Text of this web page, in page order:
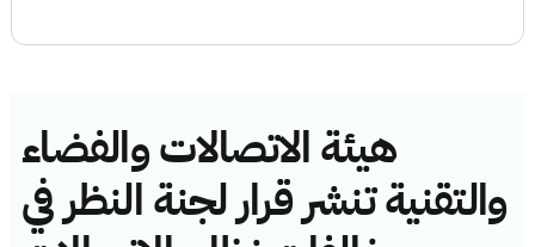
هيئة الاتصالات والفضاء
والتقنية تنشر قرار لجنة النظر في